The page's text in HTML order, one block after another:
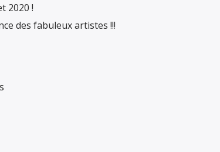
2020 !
des fabuleux artistes !!!